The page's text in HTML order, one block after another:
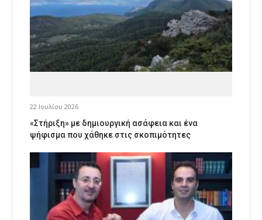
22 Ιουλίου 2026
«Στήριξη» με δημιουργική ασάφεια και ένα
ψήφισμα που χάθηκε στις σκοπιμότητες